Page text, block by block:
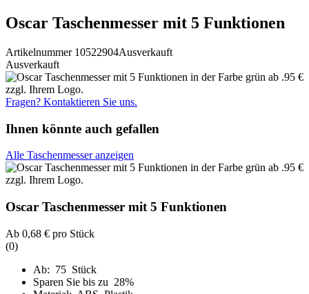
Oscar Taschenmesser mit 5 Funktionen
Artikelnummer 10522904Ausverkauft
Ausverkauft
Fragen? Kontaktieren Sie uns.
Ihnen könnte auch gefallen
Alle Taschenmesser anzeigen
Oscar Taschenmesser mit 5 Funktionen
Ab 0,68 € pro Stück
(0)
Ab: 75 Stück
Sparen Sie bis zu 28%